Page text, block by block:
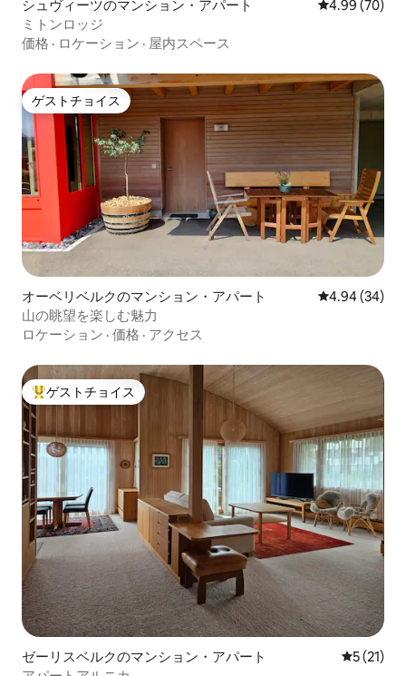
シュヴィーツのマンション・アパート レビュー70
4.99 (70)
ミトンロッジ
価格 · ロケーション · 屋内スペース
ゲストチョイス
ゲストチョイス
オーベリベルクのマンション・アパート レビュー34
4.94 (34)
山の眺望を楽しむ魅力
ロケーション · 価格 · アクセス
大好評のゲストチョイスです。
ゲストチョイス
ゼーリスベルクのマンション・アパート レビュー
5 (21)